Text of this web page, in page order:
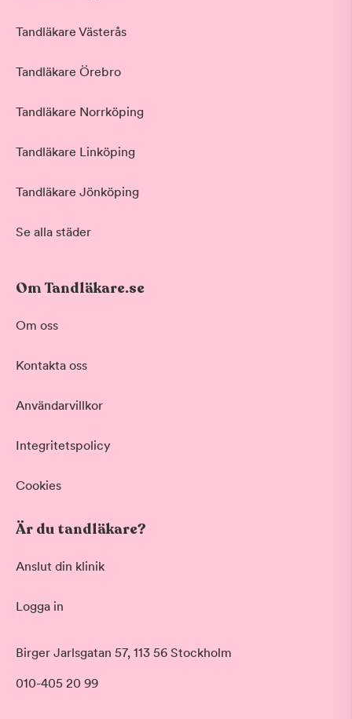
Behandling
Akut tandvård
Grundlig kontroll av tänder och tandkött
Professionell rengöring och puts
Skonsam blekning för vitare tänder
Datum
Tid på dagen
Morgon
Förmiddag
Tandläkare Västerås
Tandläkare Örebro
Tandläkare Norrköping
Tandläkare Linköping
Tandläkare Jönköping
Se alla städer
Om Tandläkare.se
Om oss
Kontakta oss
Användarvillkor
Integritetspolicy
Cookies
Är du tandläkare?
Anslut din klinik
Logga in
Birger Jarlsgatan 57, 113 56 Stockholm
010-405 20 99